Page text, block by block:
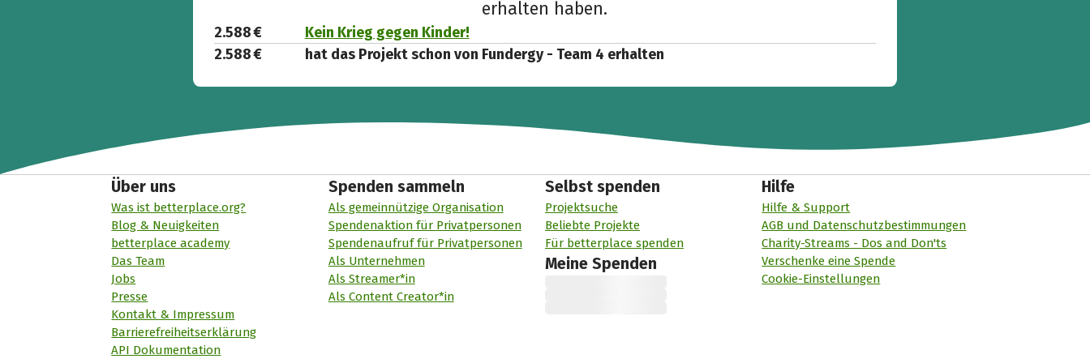
erhalten haben.
2.588 €
Kein Krieg gegen Kinder!
2.588 €
hat das Projekt schon von Fundergy - Team 4 erhalten
Über uns
Was ist betterplace.org?
Blog & Neuigkeiten
betterplace academy
Das Team
Jobs
Presse
Kontakt & Impressum
Barrierefreiheitserklärung
API Dokumentation
Spenden sammeln
Als gemeinnützige Organisation
Spendenaktion für Privatpersonen
Spendenaufruf für Privatpersonen
Als Unternehmen
Als Streamer*in
Als Content Creator*in
Selbst spenden
Projektsuche
Beliebte Projekte
Für betterplace spenden
Meine Spenden
Hilfe
Hilfe & Support
AGB und Datenschutzbestimmungen
Charity-Streams - Dos and Don'ts
Verschenke eine Spende
Cookie-Einstellungen